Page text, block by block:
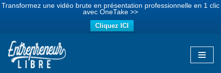
Transformez une vidéo brute en présentation professionnelle en 1 clic
avec OneTake >>
Cliquez ICI
Aller